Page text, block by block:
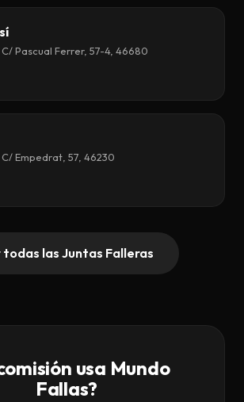
C/ Pascual Ferrer, 57-4, 46680
C/ Empedrat, 57, 46230
todas las Juntas Falleras
usa Mundo
Fallas?